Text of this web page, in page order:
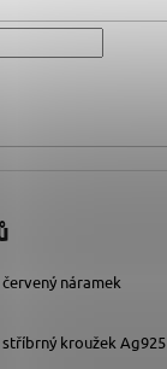
náramek
kroužek Ag925